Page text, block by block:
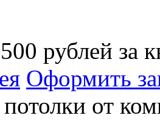
рублей за
Оформить
от